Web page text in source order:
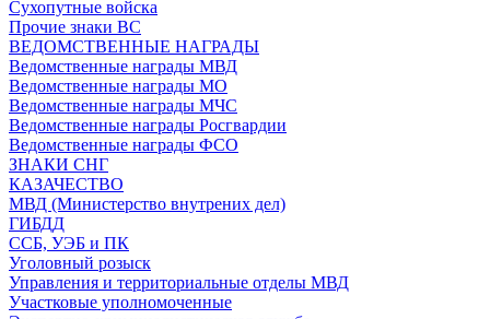
Сухопутные войска
Прочие знаки ВС
ВЕДОМСТВЕННЫЕ НАГРАДЫ
Ведомственные награды МВД
Ведомственные награды МО
Ведомственные награды МЧС
Ведомственные награды Росгвардии
Ведомственные награды ФСО
ЗНАКИ СНГ
КАЗАЧЕСТВО
МВД (Министерство внутрених дел)
ГИБДД
ССБ, УЭБ и ПК
Уголовный розыск
Управления и территориальные отделы МВД
Участковые уполномоченные